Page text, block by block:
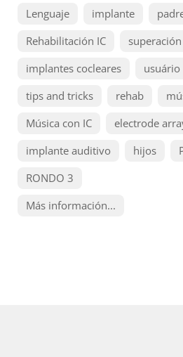
Lenguaje
implante
Rehabilitación IC
superación
implantes cocleares
usuário
tips and tricks
rehab
Música con IC
electrode
implante auditivo
hijos
RONDO 3
Más información...